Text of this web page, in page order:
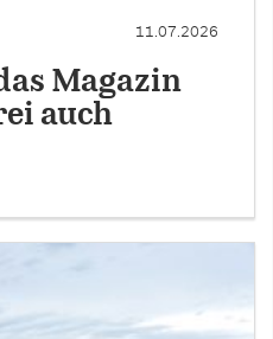
11.07.2026
Magazin
auch